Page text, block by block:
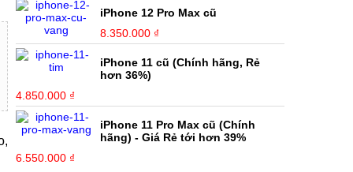
iPhone 12 Pro Max cũ
8.350.000 ₫
iPhone 11 cũ (Chính hãng, Rẻ
hơn 36%)
4.850.000 ₫
iPhone 11 Pro Max cũ (Chính
hãng) - Giá Rẻ tới hơn 39%
6.550.000 ₫